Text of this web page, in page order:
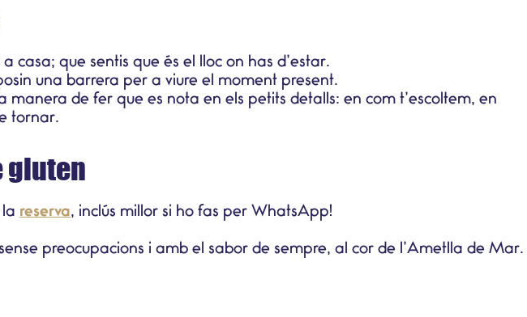
casa; que sentis que és el lloc on has d’estar.
una barrera per a viure el moment present.
de fer que es nota en els petits detalls: en com t’escoltem, en
tornar.
gluten
la reserva, inclús millor si ho fas per WhatsApp!
preocupacions i amb el sabor de sempre, al cor de l’Ametlla de Mar.